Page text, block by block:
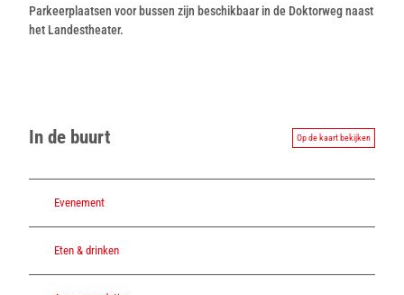
Parkeerplaatsen voor bussen zijn beschikbaar in de Doktorweg naast
het Landestheater.
In de buurt Op de kaart bekijken
Evenement
Eten & drinken